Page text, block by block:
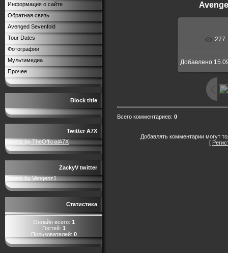
Информация о сайте
Обратная связь
Avenged Sevenfold
Tour Dates
Фотографии
Мультимедиа
Прочее
Block title
Twitter A7X
Tweets by TheOfficialA7X
ZackyV twitter
Tweets by Vengenz1
Статистика
Онлайн всего: 1
Гостей: 1
Пользователей: 0
277
Добавлено
Всего комментариев: 0
Добавлять комментарии могут
[